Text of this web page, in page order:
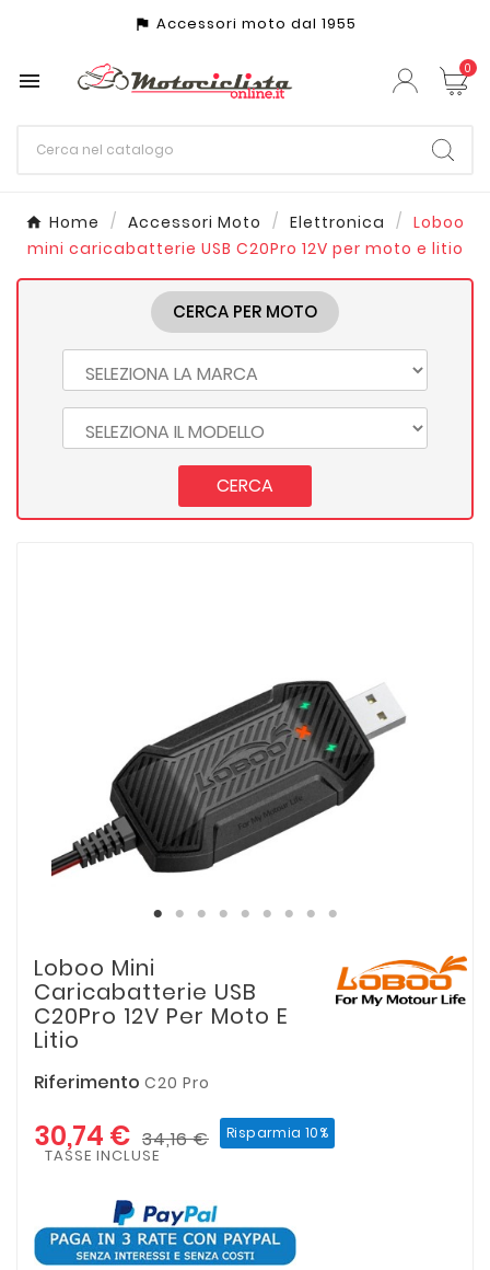
assistant_photo Accessori moto dal 1955
 0
Home Accessori Moto Elettronica
Loboo
mini caricabatterie USB C20Pro 12V per moto e litio
CERCA PER MOTO
CERCA
Loboo Mini
Caricabatterie USB
C20Pro 12V Per Moto E
Litio
Riferimento C20 Pro
30,74 € 34,16 € Risparmia 10%
TASSE INCLUSE